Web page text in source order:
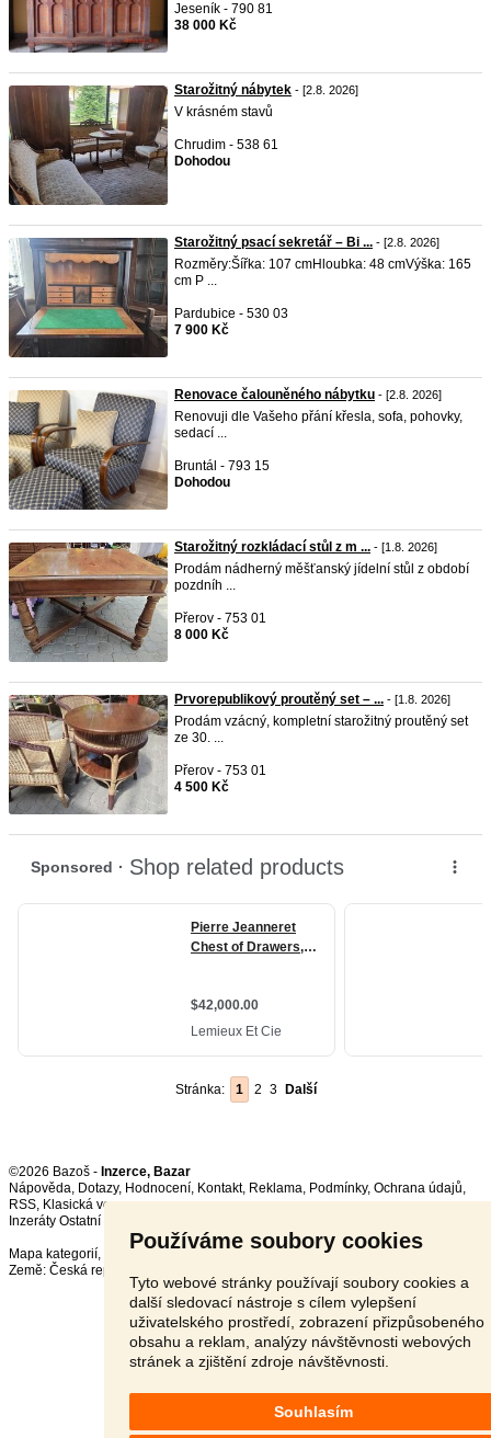
Používáme soubory cookies
Tyto webové stránky používají soubory cookies a
další sledovací nástroje s cílem vylepšení
uživatelského prostředí, zobrazení přizpůsobeného
obsahu a reklam, analýzy návštěvnosti webových
stránek a zjištění zdroje návštěvnosti.
Souhlasím
Jeseník - 790 81
38 000 Kč
Starožitný nábytek - [2.8. 2026]
V krásném stavů
Chrudim - 538 61
Dohodou
Starožitný psací sekretář – Bi ... - [2.8. 2026]
Rozměry:Šířka: 107 cmHloubka: 48 cmVýška: 165
cm P ...
Pardubice - 530 03
7 900 Kč
Renovace čalouněného nábytku - [2.8. 2026]
Renovuji dle Vašeho přání křesla, sofa, pohovky,
sedací ...
Bruntál - 793 15
Dohodou
Starožitný rozkládací stůl z m ... - [1.8. 2026]
Prodám nádherný měšťanský jídelní stůl z období
pozdníh ...
Přerov - 753 01
8 000 Kč
Prvorepublikový proutěný set – ... - [1.8. 2026]
Prodám vzácný, kompletní starožitný proutěný set
ze 30. ...
Přerov - 753 01
4 500 Kč
Stránka: 1 2 3 Další
©2026 Bazoš - Inzerce, Bazar
Nápověda, Dotazy, Hodnocení, Kontakt, Reklama, Podmínky, Ochrana údajů,
RSS,
Inzeráty Ostatní celkem:
Mapa kategorií,
Země: Česká republika